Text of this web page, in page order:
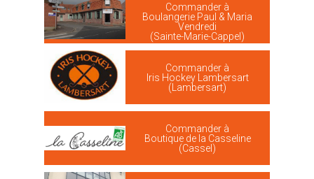
Commander à
Boulangerie Paul & Maria
Vendredi
(Sainte-Marie-Cappel)
Commander à
Iris Hockey Lambersart
(Lambersart)
Commander à
Boutique de la Casseline
(Cassel)